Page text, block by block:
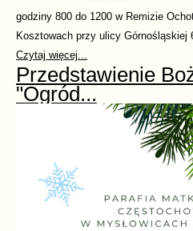
godziny 800 do 1200 w Remizie
Kosztowach przy ulicy Górnośląskiej
Czytaj więcej...
Przedstawienie
"Ogród...